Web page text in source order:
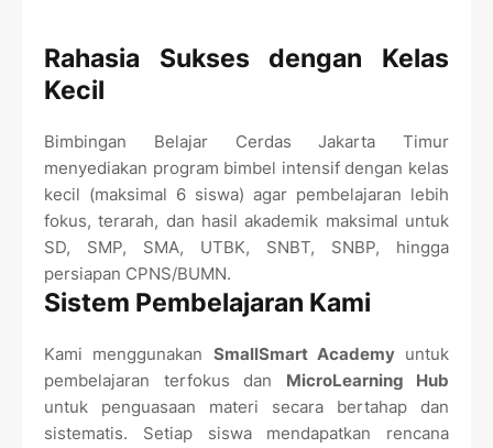
Rahasia Sukses dengan Kelas
Kecil
Bimbingan Belajar Cerdas Jakarta Timur
menyediakan program bimbel intensif dengan kelas
kecil (maksimal 6 siswa) agar pembelajaran lebih
fokus, terarah, dan hasil akademik maksimal untuk
SD, SMP, SMA, UTBK, SNBT, SNBP, hingga
persiapan CPNS/BUMN.
Sistem Pembelajaran Kami
Kami menggunakan SmallSmart Academyuntuk
pembelajaran terfokus dan MicroLearning Hub
untuk penguasaan materi secara bertahap dan
sistematis. Setiap siswa mendapatkan rencana